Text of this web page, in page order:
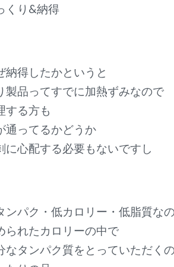
くり&納得
納得したかというと
製品ってすでに加熱ずみなので
する方も
通ってるかどうか
に心配する必要もないですし
ンパク・低カロリー・低脂質な
られたカロリーの中で
なタンパク質をとっていただく